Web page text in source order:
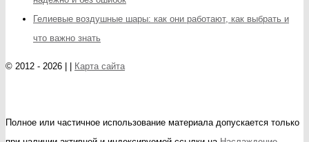
Гелиевые воздушные шары: как они работают, как выбрать и
что важно знать
© 2012 - 2026 | | Карта сайта
Полное или частичное использование материала допускается только